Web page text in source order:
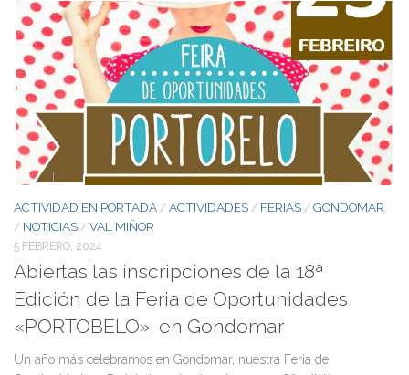
ACTIVIDAD EN PORTADA / ACTIVIDADES / FERIAS / GONDOMAR
/ NOTICIAS / VAL MIÑOR
5 FEBRERO, 2024
Abiertas las inscripciones de la 18ª
Edición de la Feria de Oportunidades
«PORTOBELO», en Gondomar
Un año más celebramos en Gondomar, nuestra Feria de